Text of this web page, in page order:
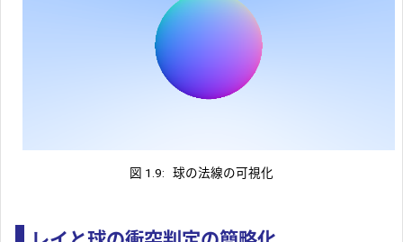
図 1.9: 球の法線の可視化